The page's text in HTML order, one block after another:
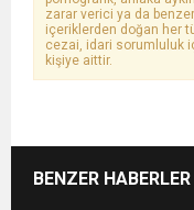
zarar verici ya da
içeriklerden doğan her
cezai, idari sorumluluk
kişiye aittir.
BENZER HABERLER